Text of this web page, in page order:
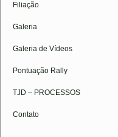
Filiação
Galeria
Galeria de Vídeos
Pontuação Rally
TJD – PROCESSOS
Contato